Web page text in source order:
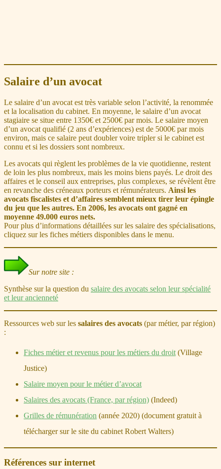
Salaire d’un avocat
Le salaire d’un avocat est très variable selon l’activité, la renommée
et la localisation du cabinet. En moyenne, le salaire d’un avocat
stagiaire se situe entre 1350€ et 2500€ par mois. Le salaire moyen
d’un avocat qualifié (2 ans d’expériences) est de 5000€ par mois
environ, mais ce salaire peut doubler voire tripler si le cabinet est
connu et si les dossiers sont nombreux.
Les avocats qui règlent les problèmes de la vie quotidienne, restent
de loin les plus nombreux, mais les moins biens payés. Le droit des
affaires et le conseil aux entreprises, plus complexes, se révèlent être
en revanche des créneaux porteurs et rémunérateurs. Ainsi les
avocats fiscalistes et d’affaires semblent mieux tirer leur épingle
du jeu que les autres. En 2006, les avocats ont gagné en
moyenne 49.000 euros nets.
Pour plus d’informations détaillées sur les salaire des spécialisations,
cliquez sur les fiches métiers disponibles dans le menu.
Sur notre site :
Synthèse sur la question du salaire des avocats selon leur spécialité
et leur ancienneté
Ressources web sur les salaires des avocats (par métier, par région)
:
Fiches métier et revenus pour les métiers du droit (Village
Justice)
Salaire moyen pour le métier d’avocat
Salaires des avocats (France, par région) (Indeed)
Grilles de rémunération (année 2020) (document gratuit à
télécharger sur le site du cabinet Robert Walters)
Références sur internet